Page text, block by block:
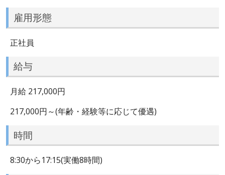
雇用形態
正社員
給与
月給 217,000円
217,000円～(年齢・経験等に応じて優遇)
時間
8:30から17:15(実働8時間)